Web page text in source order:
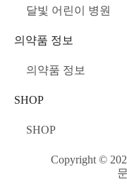
달빛 어린이 병원
의약품 정보
의약품 정보
SHOP
SHOP
Copyright ©